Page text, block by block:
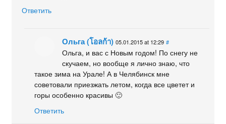
Ответить
Ольга (โอลก้า) 05.01.2015 at 12:29 #
Ольга, и вас с Новым годом! По снегу не
скучаем, но вообще я лично знаю, что
такое зима на Урале! А в Челябинск мне
советовали приезжать летом, когда все цветет и
горы особенно красивы 🙂
Ответить